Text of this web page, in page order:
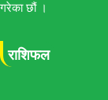
गरेका छौं ।
राशिफल